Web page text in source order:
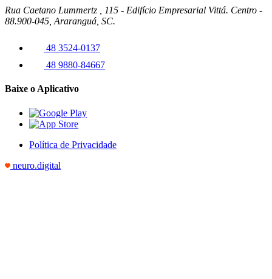
Rua Caetano Lummertz , 115 - Edifício Empresarial Vittá. Centro -
88.900-045, Araranguá, SC.
48 3524-0137
48 9880-84667
Baixe o Aplicativo
Política de Privacidade
neuro.digital